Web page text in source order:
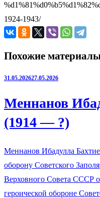
1924-1943/
Похожие
31.05.202627.05.2026
Меннанов
(1914 — ?)
Меннанов Ибадулла
оборону Советского
Верховного Совета СССР
героической обороне